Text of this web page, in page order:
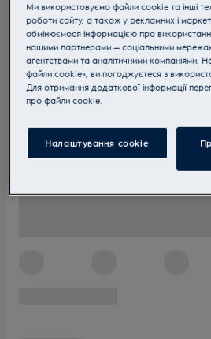
Ми використовуємо файли cookie та інші
роботи сайту, а також у рекламних і
обмінюємося інформацією про
нашими партнерами — соціальними
агентствами та аналітичними компаніями.
файли cookie», ви погоджуєтеся з
Для отримання додаткової інформації
прo файли cookie.
Налаштування cookie